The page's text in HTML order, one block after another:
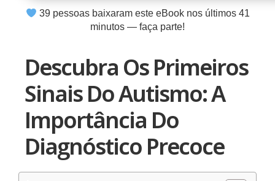
39pessoas baixaram este eBook nos últimos 41
minutos — faça parte!
Descubra Os Primeiros
Sinais Do Autismo: A
Importância Do
Diagnóstico Precoce